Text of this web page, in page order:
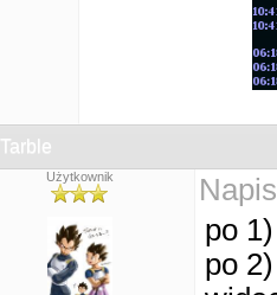
Tarble
Użytkownik
po
po